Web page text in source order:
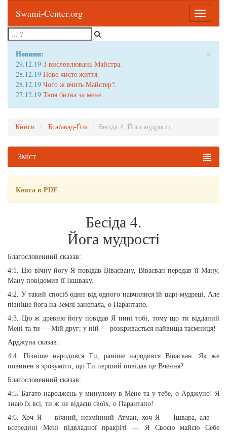
Toggle
Swami-Center.org
×
Новини:
29.12.19 З висловлювань Майстра.
28.12.19 Нове чисте життя.
28.12.19 Чого ж вчить Майстер?.
27.12.19 Твоя битва за мене.
Книги Бгаґавад-Ґіта Бесіда 4. Йога мудрості
Зміст
Книга в PDF.
Бесіда 4.
Йога мудрості
Благословенний сказав:
4:1. Цю вічну йогу Я повідав Вівасвану, Вівасван передав її Ману,
Ману повідомив її Ікшваку.
4:2. У такий спосіб один від одного навчилися їй царі-мудреці. Але
пізніше йога на Землі занепала, о Парантапо.
4:3. Цю ж древню йогу повідав Я нині тобі, тому що ти відданий
Мені та ти — Мій друг; у ній — розкривається найвища таємниця!
Арджуна сказав:
4:4. Пізніше народився Ти, раніше народився Вівасван. Як же
повинен я зрозуміти, що Ти перший повідав це Вчення?
Благословенний сказав:
4:5. Багато народжень у минулому в Мене та у тебе, о Арджуно! Я
знаю їх всі, ти ж не відаєш своїх, о Парантапо!
4:6. Хоч Я — вічний, незмінний Атман, хоч Я — Ішвара, але —
всередині Мені підвладної пракріті — Я Своєю майєю Себе